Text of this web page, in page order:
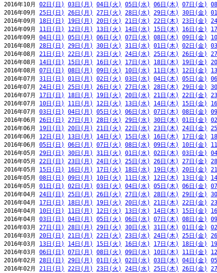
2016年10月 02日(日) 03日(月) 04日(火) 05日(水) 06日(木) 07日(金)
2016年09月 25日(日) 26日(月) 27日(火) 28日(水) 29日(木) 30日(金)
2016年09月 18日(日) 19日(月) 20日(火) 21日(水) 22日(木) 23日(金)
2016年09月 11日(日) 12日(月) 13日(火) 14日(水) 15日(木) 16日(金)
2016年09月 04日(日) 05日(月) 06日(火) 07日(水) 08日(木) 09日(金)
2016年08月 28日(日) 29日(月) 30日(火) 31日(水) 01日(木) 02日(金)
2016年08月 21日(日) 22日(月) 23日(火) 24日(水) 25日(木) 26日(金)
2016年08月 14日(日) 15日(月) 16日(火) 17日(水) 18日(木) 19日(金)
2016年08月 07日(日) 08日(月) 09日(火) 10日(水) 11日(木) 12日(金)
2016年07月 31日(日) 01日(月) 02日(火) 03日(水) 04日(木) 05日(金)
2016年07月 24日(日) 25日(月) 26日(火) 27日(水) 28日(木) 29日(金)
2016年07月 17日(日) 18日(月) 19日(火) 20日(水) 21日(木) 22日(金)
2016年07月 10日(日) 11日(月) 12日(火) 13日(水) 14日(木) 15日(金)
2016年07月 03日(日) 04日(月) 05日(火) 06日(水) 07日(木) 08日(金)
2016年06月 26日(日) 27日(月) 28日(火) 29日(水) 30日(木) 01日(金)
2016年06月 19日(日) 20日(月) 21日(火) 22日(水) 23日(木) 24日(金)
2016年06月 12日(日) 13日(月) 14日(火) 15日(水) 16日(木) 17日(金)
2016年06月 05日(日) 06日(月) 07日(火) 08日(水) 09日(木) 10日(金)
2016年05月 29日(日) 30日(月) 31日(火) 01日(水) 02日(木) 03日(金)
2016年05月 22日(日) 23日(月) 24日(火) 25日(水) 26日(木) 27日(金)
2016年05月 15日(日) 16日(月) 17日(火) 18日(水) 19日(木) 20日(金)
2016年05月 08日(日) 09日(月) 10日(火) 11日(水) 12日(木) 13日(金)
2016年05月 01日(日) 02日(月) 03日(火) 04日(水) 05日(木) 06日(金)
2016年04月 24日(日) 25日(月) 26日(火) 27日(水) 28日(木) 29日(金)
2016年04月 17日(日) 18日(月) 19日(火) 20日(水) 21日(木) 22日(金)
2016年04月 10日(日) 11日(月) 12日(火) 13日(水) 14日(木) 15日(金)
2016年04月 03日(日) 04日(月) 05日(火) 06日(水) 07日(木) 08日(金)
2016年03月 27日(日) 28日(月) 29日(火) 30日(水) 31日(木) 01日(金)
2016年03月 20日(日) 21日(月) 22日(火) 23日(水) 24日(木) 25日(金)
2016年03月 13日(日) 14日(月) 15日(火) 16日(水) 17日(木) 18日(金)
2016年03月 06日(日) 07日(月) 08日(火) 09日(水) 10日(木) 11日(金)
2016年02月 28日(日) 29日(月) 01日(火) 02日(水) 03日(木) 04日(金)
2016年02月 21日(日) 22日(月) 23日(火) 24日(水) 25日(木) 26日(金)